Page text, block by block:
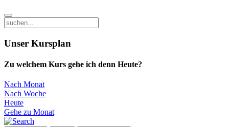
Unser Kursplan
Zu welchem Kurs gehe ich denn Heute?
Nach Monat
Nach Woche
Heute
Gehe zu Monat